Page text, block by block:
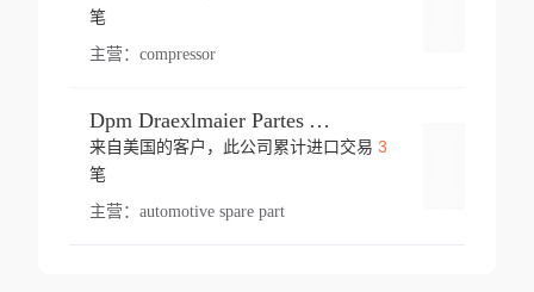
笔
主营： compressor
Dpm Draexlmaier Partes Automotrices Corr Ind Huejotzingo
来自美国的客户，此公司累计进口交易 3
笔
主营： automotive spare part